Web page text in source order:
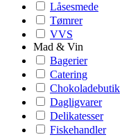
Låsesmede
Tømrer
VVS
Mad & Vin
Bagerier
Catering
Chokoladebutik
Dagligvarer
Delikatesser
Fiskehandler